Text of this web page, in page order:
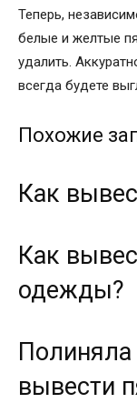
Теперь,
белые и желтые
удалить.
всегда будете
Похожие
Как
Как
одежды?
вывести